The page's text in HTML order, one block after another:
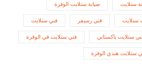
ستلايت صيانة ستلايت الوفرة
ستلايت فني رسيفر فني ستلايت
ستلايت باكستاني فني ستلايت في الوفرة
ستلايت هندي الوفرة